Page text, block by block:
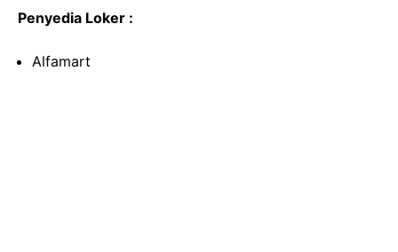
Penyedia Loker :
Alfamart